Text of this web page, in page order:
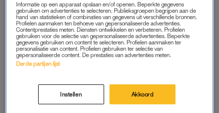
Informatie op een apparaat opslaan en/of openen. Beperkte gegevens
gebruiken om advertenties te selecteren. Publieksgroepen begrijpen aan de
hand van statistieken of combinaties van gegevens uit verschillende bronnen.
Profielen aanmaken ten behoeve van gepersonaliseerde advertenties.
Contentprestaties meten. Diensten ontwikkelen en verbeteren. Profielen
gebruiken voor de selectie van gepersonaliseerde advertenties. Beperkte
gegevens gebruiken om content te selecteren. Profielen aanmaken ter
personalisatie van content. Profielen gebruiken ter selectie van
gepersonaliseerde content. De prestaties van advertenties meten.
Derde partijen lijst
Instellen Akkoord